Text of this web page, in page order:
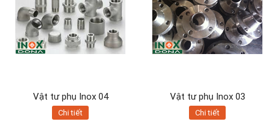
Vật tư phụ Inox 04
Chi tiết
Vật tư phụ Inox 03
Chi tiết